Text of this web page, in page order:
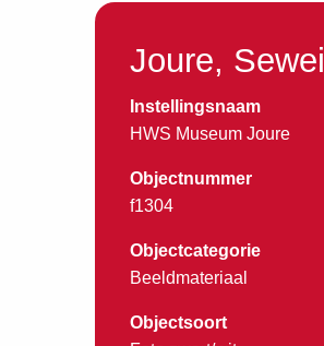
Joure, Sewei
Instellingsnaam
HWS Museum Joure
Objectnummer
f1304
Objectcategorie
Beeldmateriaal
Objectsoort